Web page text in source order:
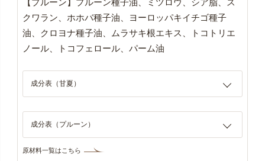
【プルーン】プルーン種子油、ミツロウ、シア脂、ス
クワラン、ホホバ種子油、ヨーロッパキイチゴ種子
油、クロヨナ種子油、ムラサキ根エキス、トコトリエ
ノール、トコフェロール、パーム油
成分表（甘夏）
成分表（プルーン）
原材料一覧はこちら